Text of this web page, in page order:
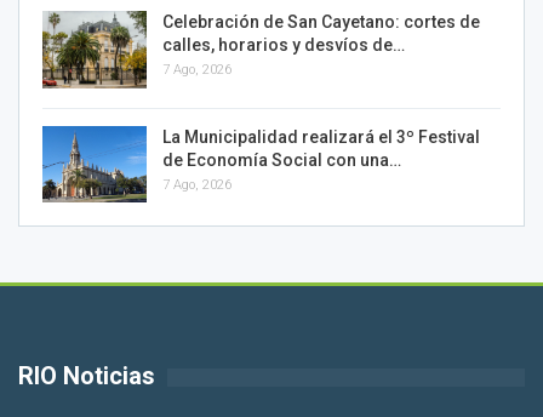
Celebración de San Cayetano: cortes de
calles, horarios y desvíos de…
7 Ago, 2026
La Municipalidad realizará el 3º Festival
de Economía Social con una…
7 Ago, 2026
RIO Noticias